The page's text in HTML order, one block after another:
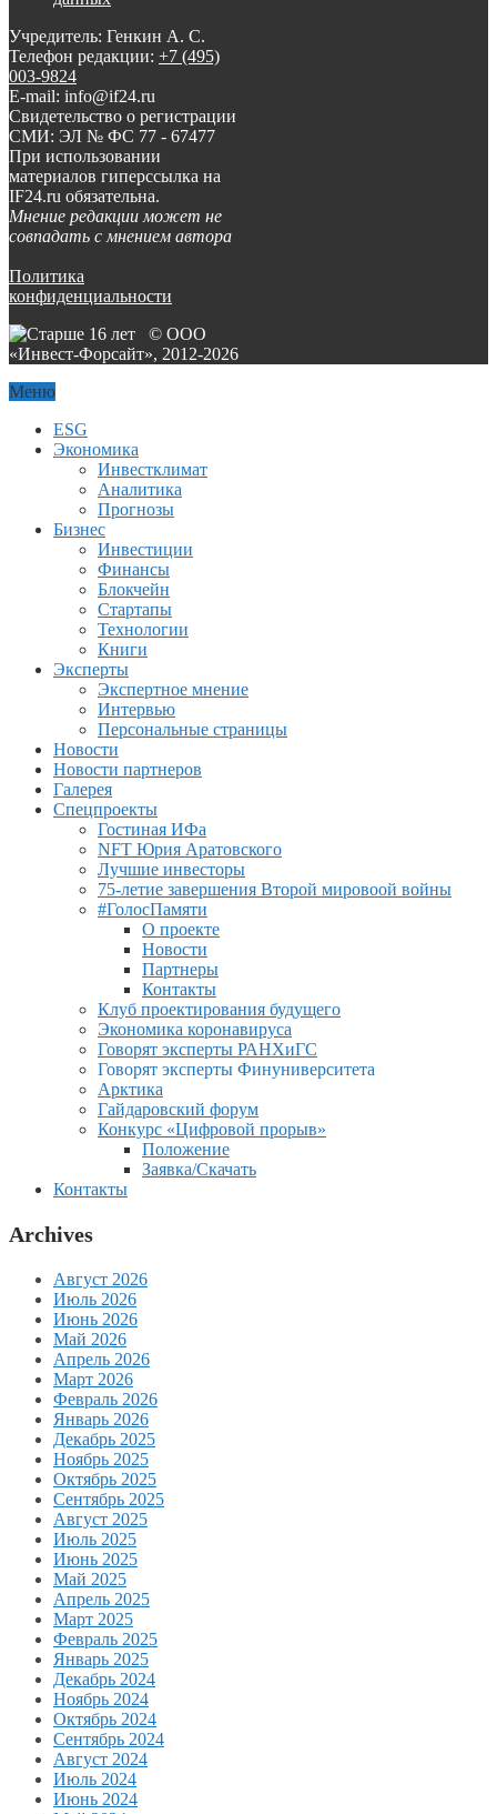
Учредитель: Генкин А. С.
Телефон редакции: +7 (495)
003-9824
E-mail: info@if24.ru
Свидетельство о регистрации
СМИ: ЭЛ № ФС 77 - 67477
При использовании
материалов гиперссылка на
IF24.ru обязательна.
Мнение редакции может не
совпадать с мнением автора
Политика
конфиденциальности
© ООО
«Инвест-Форсайт», 2012-2026
Меню
ESG
Экономика
Инвестклимат
Аналитика
Прогнозы
Бизнес
Инвестиции
Финансы
Блокчейн
Стартапы
Технологии
Книги
Эксперты
Экспертное мнение
Интервью
Персональные страницы
Новости
Новости партнеров
Галерея
Спецпроекты
Гостиная ИФа
NFT Юрия Аратовского
Лучшие инвесторы
75-летие завершения Второй мировоой войны
#ГолосПамяти
О проекте
Новости
Партнеры
Контакты
Клуб проектирования будущего
Экономика коронавируса
Говорят эксперты РАНХиГС
Говорят эксперты Финуниверситета
Арктика
Гайдаровский форум
Конкурс «Цифровой прорыв»
Положение
Заявка/Скачать
Контакты
Archives
Август 2026
Июль 2026
Июнь 2026
Май 2026
Апрель 2026
Март 2026
Февраль 2026
Январь 2026
Декабрь 2025
Ноябрь 2025
Октябрь 2025
Сентябрь 2025
Август 2025
Июль 2025
Июнь 2025
Май 2025
Апрель 2025
Март 2025
Февраль 2025
Январь 2025
Декабрь 2024
Ноябрь 2024
Октябрь 2024
Сентябрь 2024
Август 2024
Июль 2024
Июнь 2024